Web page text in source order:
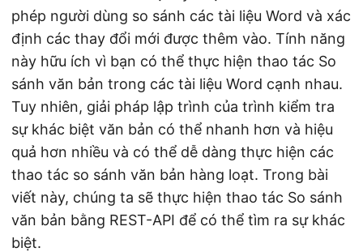
phép người dùng so sánh các tài liệu Word và xác
định các thay đổi mới được thêm vào. Tính năng
này hữu ích vì bạn có thể thực hiện thao tác So
sánh văn bản trong các tài liệu Word cạnh nhau.
Tuy nhiên, giải pháp lập trình của trình kiểm tra
sự khác biệt văn bản có thể nhanh hơn và hiệu
quả hơn nhiều và có thể dễ dàng thực hiện các
thao tác so sánh văn bản hàng loạt. Trong bài
viết này, chúng ta sẽ thực hiện thao tác So sánh
văn bản bằng REST-API để có thể tìm ra sự khác
biệt.